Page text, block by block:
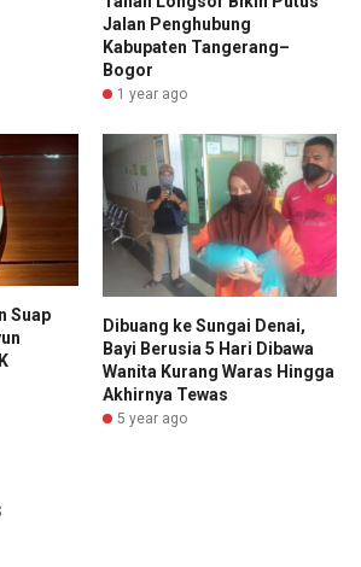
Jalan Penghubung
Kabupaten Tangerang–
Bogor
1 year ago
Suap
Dibuang ke Sungai Denai,
Bayi Berusia 5 Hari Dibawa
Wanita Kurang Waras Hingga
Akhirnya Tewas
5 year ago